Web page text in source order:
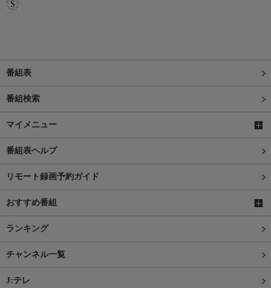
番組表
番組検索
マイメニュー
番組表ヘルプ
リモート録画予約ガイド
おすすめ番組
ランキング
チャンネル一覧
J:テレ